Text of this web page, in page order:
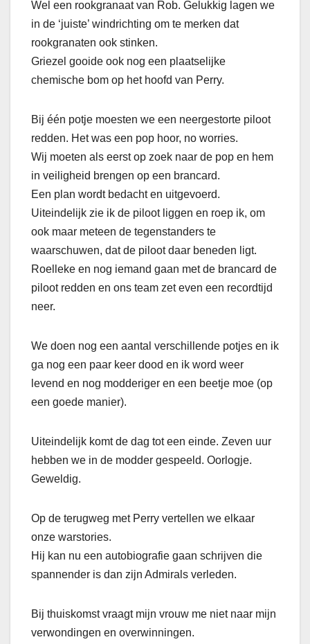
Wel een rookgranaat van Rob. Gelukkig lagen we
in de ‘juiste’ windrichting om te merken dat
rookgranaten ook stinken.
Griezel gooide ook nog een plaatselijke
chemische bom op het hoofd van Perry.
Bij één potje moesten we een neergestorte piloot
redden. Het was een pop hoor, no worries.
Wij moeten als eerst op zoek naar de pop en hem
in veiligheid brengen op een brancard.
Een plan wordt bedacht en uitgevoerd.
Uiteindelijk zie ik de piloot liggen en roep ik, om
ook maar meteen de tegenstanders te
waarschuwen, dat de piloot daar beneden ligt.
Roelleke en nog iemand gaan met de brancard de
piloot redden en ons team zet even een recordtijd
neer.
We doen nog een aantal verschillende potjes en ik
ga nog een paar keer dood en ik word weer
levend en nog modderiger en een beetje moe (op
een goede manier).
Uiteindelijk komt de dag tot een einde. Zeven uur
hebben we in de modder gespeeld. Oorlogje.
Geweldig.
Op de terugweg met Perry vertellen we elkaar
onze warstories.
Hij kan nu een autobiografie gaan schrijven die
spannender is dan zijn Admirals verleden.
Bij thuiskomst vraagt mijn vrouw me niet naar mijn
verwondingen en overwinningen.